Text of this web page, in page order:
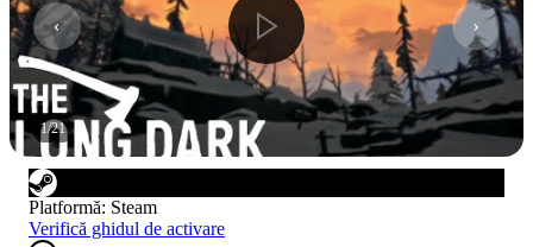
1/21
Platformă: Steam
Verifică ghidul de activare